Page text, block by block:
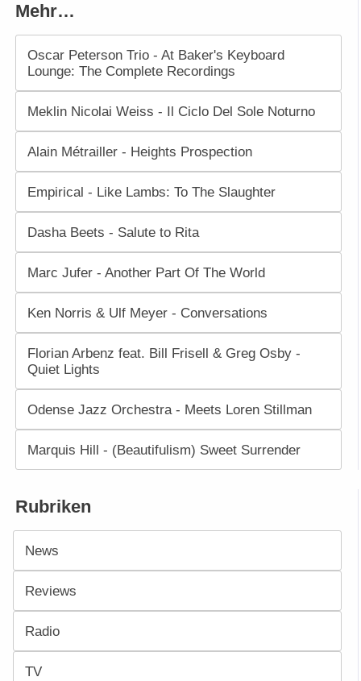
Mehr…
Oscar Peterson Trio - At Baker's Keyboard
Lounge: The Complete Recordings
Meklin Nicolai Weiss - Il Ciclo Del Sole Noturno
Alain Métrailler - Heights Prospection
Empirical - Like Lambs: To The Slaughter
Dasha Beets - Salute to Rita
Marc Jufer - Another Part Of The World
Ken Norris & Ulf Meyer - Conversations
Florian Arbenz feat. Bill Frisell & Greg Osby -
Quiet Lights
Odense Jazz Orchestra - Meets Loren Stillman
Marquis Hill - (Beautifulism) Sweet Surrender
Rubriken
News
Reviews
Radio
TV